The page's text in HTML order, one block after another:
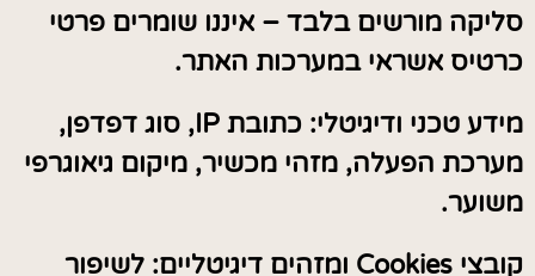
סליקה מורשים בלבד – איננו שומרים פרטי
כרטיס אשראי במערכות האתר.
מידע טכני ודיגיטלי: כתובת IP, סוג דפדפן,
מערכת הפעלה, מזהי מכשיר, מיקום גיאוגרפי
משוער.
קובצי Cookies ומזהים דיגיטליים: לשיפור